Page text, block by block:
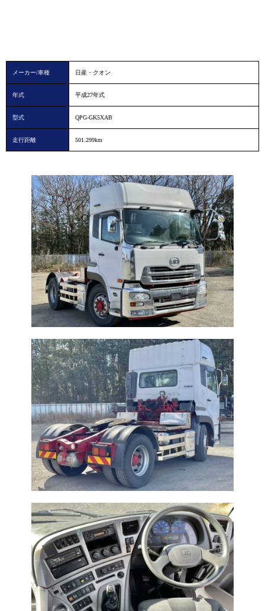
メーカー/車種 日産・クオン
年式 平成27年式
型式 QPG-GK5XAB
走行距離 501.299km